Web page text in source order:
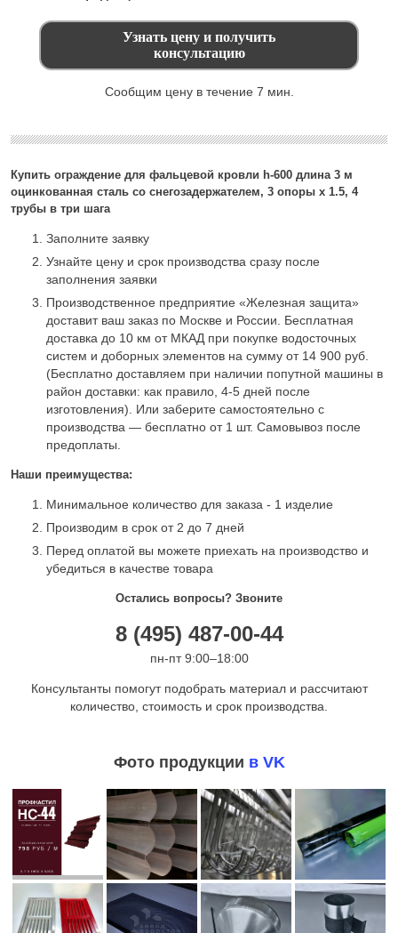
Купить ограждение для фальцевой кровли h-600 длина 3 м
оцинкованная сталь со снегозадержателем, 3 опоры х 1.5, 4
трубы в три шага
Заполните заявку
Узнайте цену и срок производства сразу после
заполнения заявки
Производственное предприятие «Железная защита»
доставит ваш заказ по Москве и России. Бесплатная
доставка до 10 км от МКАД при покупке водосточных
систем и доборных элементов на сумму от 14 900 руб.
(Бесплатно доставляем при наличии попутной машины в
район доставки: как правило, 4-5 дней после
изготовления). Или заберите самостоятельно с
производства — бесплатно от 1 шт. Самовывоз после
предоплаты.
Наши преимущества:
Минимальное количество для заказа - 1 изделие
Производим в срок от 2 до 7 дней
Перед оплатой вы можете приехать на производство и
убедиться в качестве товара
Сообщим цену в течение 7 мин.
Остались вопросы? Звоните
8 (495) 487-00-44
пн-пт 9:00–18:00
Консультанты помогут подобрать материал и рассчитают
количество, стоимость и срок производства.
Фото продукции в VK